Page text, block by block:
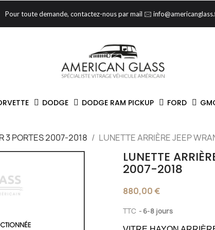
Pour toute demande, contactez-nous par mail 🖂
DODGE DODGE RAM PICKUP FORD
3 PORTES 2007-2018 LUNETTE ARRIÈRE JEEP
LUNETTE
2007-2018
880,00 €
TTC 6-8 jours